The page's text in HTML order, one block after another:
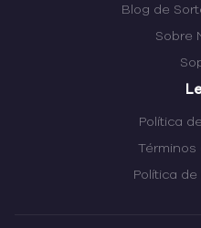
Blog de
Sobre
Política
Términos
Política